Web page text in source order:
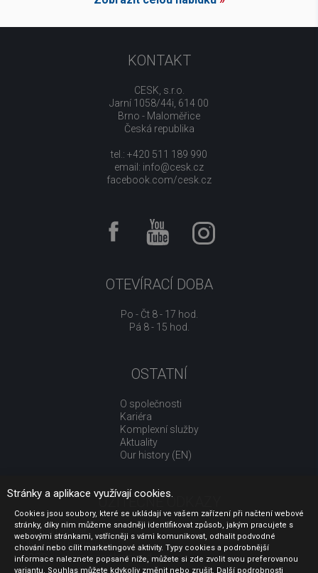
KONTAKT
CESK, s.r.o.
Jarní 1058/44i, 614 00
Brno - Maloměřice
Česká republika
tel.: +420 511 189 990
email: info@cesk.cz
facebook.com/cesk.cz
OTEVÍRACÍ DOBA
Po - Čt 8 - 17 hod.
Pá 8 - 15 hod.
OSTATNÍ
O společnosti
Kariéra
Komplexní služby
Aktuality
Our history (EN)
UŽITEČNÉ ODKAZY
Jak nakupovat
Obchodní podmínky
GDPR - ochrana osobních údajů
Profil zadavatele
Stránky a aplikace využívají cookies.
Cookies jsou soubory, které se ukládají ve vašem zařízení při načtení webové
stránky, díky nim můžeme snadněji identifikovat způsob, jakým pracujete s
webovými stránkami, vstřícněji s vámi komunikovat, odhalit podvodné
chování nebo cílit marketingové aktivity. Typy cookies a podrobnější
informace naleznete popsané níže, můžete si zde zvolit svou preferovanou
variantu. Souhlas můžete kdykoliv změnit nebo zrušit. Další podrobnosti